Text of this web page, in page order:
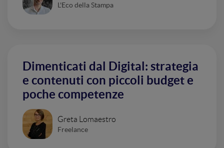
L'Eco della Stampa
Dimenticati dal Digital: strategia
e contenuti con piccoli budget e
poche competenze
Greta Lomaestro
Freelance